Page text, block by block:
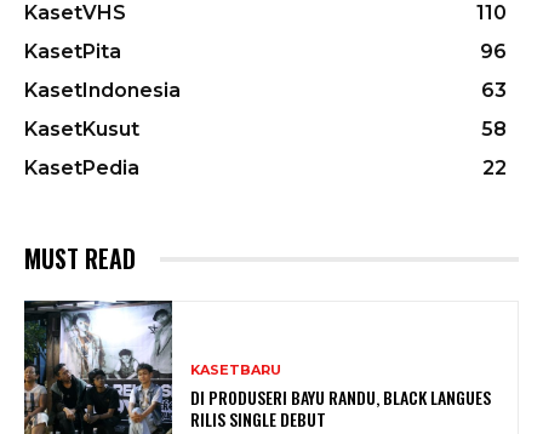
KasetVHS
110
KasetPita
96
KasetIndonesia
63
KasetKusut
58
KasetPedia
22
MUST READ
KASETBARU
DI PRODUSERI BAYU RANDU, BLACK LANGUES
RILIS SINGLE DEBUT